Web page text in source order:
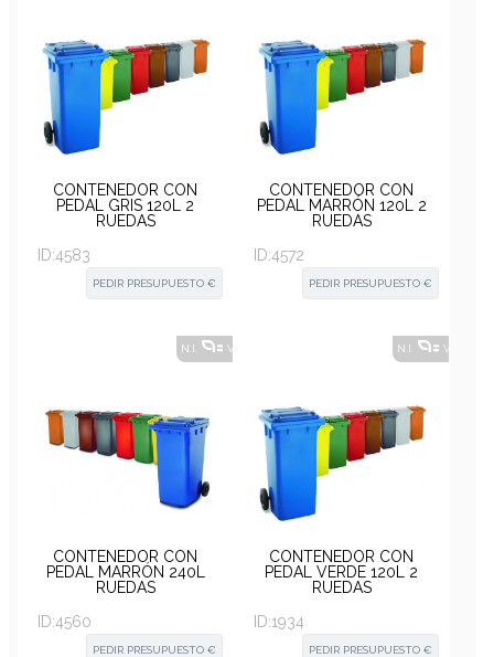
CONTENEDOR CON
PEDAL GRIS 120L 2
RUEDAS
ID:4583
PEDIR PRESUPUESTO €
CONTENEDOR CON
PEDAL MARRÓN 120L 2
RUEDAS
ID:4572
PEDIR PRESUPUESTO €
N.I. VER ALTERNATIVAS
CONTENEDOR CON
PEDAL MARRÓN 240L
RUEDAS
ID:4560
PEDIR PRESUPUESTO €
N.I. VER
CONTENEDOR CON
PEDAL VERDE 120L 2
RUEDAS
ID:1934
PEDIR PRESUPUESTO €